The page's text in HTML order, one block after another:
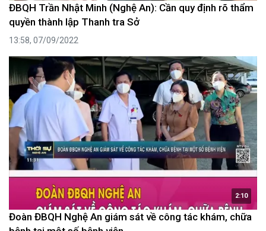
ĐBQH Trần Nhật Minh (Nghệ An): Cần quy định rõ thẩm
quyền thành lập Thanh tra Sở
13:58, 07/09/2022
2:10
Đoàn ĐBQH Nghệ An giám sát về công tác khám, chữa